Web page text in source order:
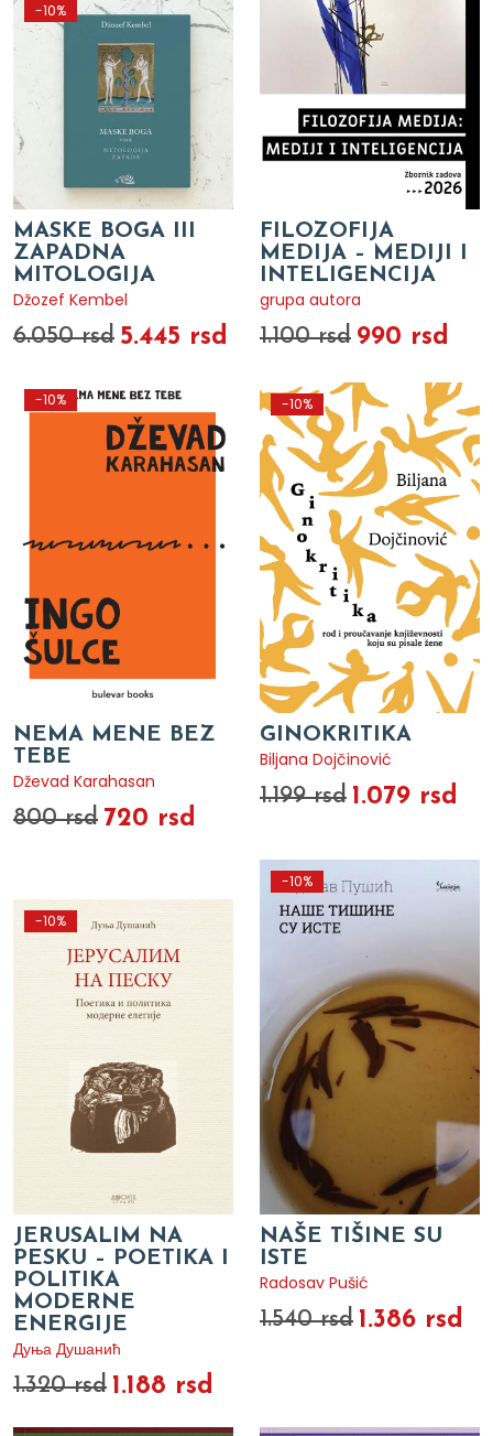
-10%
MASKE BOGA III
ZAPADNA
MITOLOGIJA
Džozef Kembel
6.050 rsd 5.445 rsd
FILOZOFIJA
MEDIJA – MEDIJI I
INTELIGENCIJA
grupa autora
1.100 rsd 990 rsd
-10%
NEMA MENE BEZ
TEBE
Dževad Karahasan
800 rsd 720 rsd
-10%
GINOKRITIKA
Biljana Dojčinović
1.199 rsd 1.079 rsd
-10%
JERUSALIM NA
PESKU – POETIKA I
POLITIKA
MODERNE
ENERGIJE
Дуња Душанић
1.320 rsd 1.188 rsd
-10%
NAŠE TIŠINE SU
ISTE
Radosav Pušić
1.540 rsd 1.386 rsd